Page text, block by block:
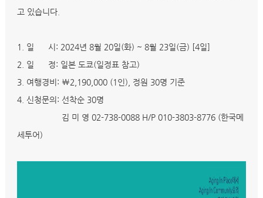
고 있습니다.
1. 일 시: 2024년 8월 20일(화) ~ 8월 23일(금) [4일]
2. 일 정: 일본 도쿄(일정표 참고)
3. 여행경비: ￦2,190,000 (1인), 정원 30명 기준
4. 신청문의: 선착순 30명
김 미 영 02-738-0088 H/P 010-3803-8776 (한국메
세투어)